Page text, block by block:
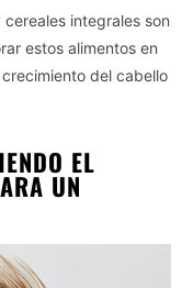
integrales son
estos alimentos en
del cabello
EL
UN